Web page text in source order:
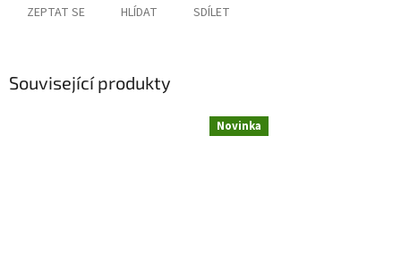
ZEPTAT SE HLÍDAT SDÍLET
Související produkty
Novinka